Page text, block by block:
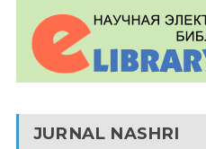
JURNAL NASHRI